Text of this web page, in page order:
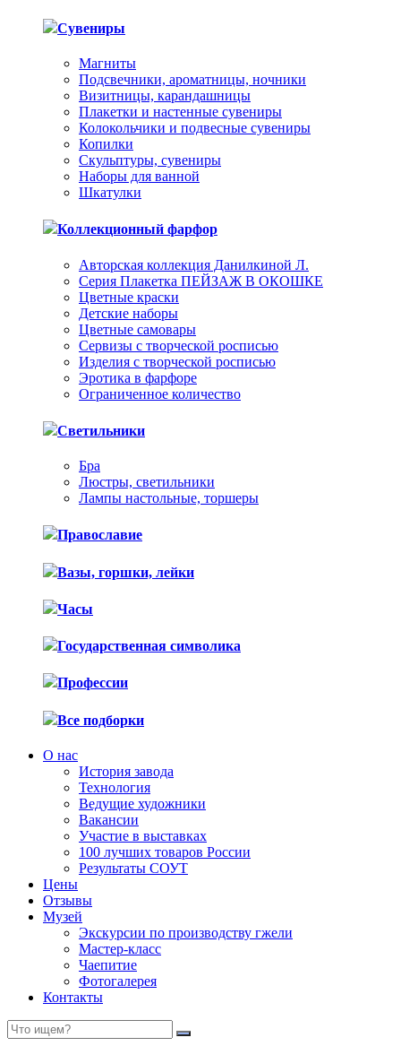
Сувениры
Магниты
Подсвечники, ароматницы, ночники
Визитницы, карандашницы
Плакетки и настенные сувениры
Колокольчики и подвесные сувениры
Копилки
Скульптуры, сувениры
Наборы для ванной
Шкатулки
Коллекционный фарфор
Авторская коллекция Данилкиной Л.
Серия Плакетка ПЕЙЗАЖ В ОКОШКЕ
Цветные краски
Детские наборы
Цветные самовары
Сервизы с творческой росписью
Изделия с творческой росписью
Эротика в фарфоре
Ограниченное количество
Светильники
Бра
Люстры, светильники
Лампы настольные, торшеры
Православие
Вазы, горшки, лейки
Часы
Государственная символика
Профессии
Все подборки
О нас
История завода
Технология
Ведущие художники
Вакансии
Участие в выставках
100 лучших товаров России
Результаты СОУТ
Цены
Отзывы
Музей
Экскурсии по производству гжели
Мастер-класс
Чаепитие
Фотогалерея
Контакты